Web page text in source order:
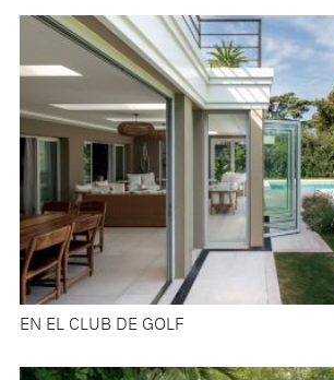
EN EL CLUB DE GOLF